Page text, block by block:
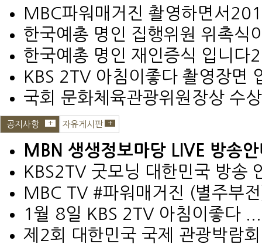
MBC파워매거진 촬영하면서
한국예총 명인 집행위원 위촉식
한국예총 명인 재인증식 입니다
KBS 2TV 아침이좋다 촬영장면
국회 문화체육관광위원장상 수상
공지사항 + 자유게시판 +
MBN 생생정보마당 LIVE 방송
KBS2TV 굿모닝 대한민국 방송
MBC TV #파워매거진 (별주부
1월 8일 KBS 2TV 아침이좋다 ...
제2회 대한민국 국제 관광박람